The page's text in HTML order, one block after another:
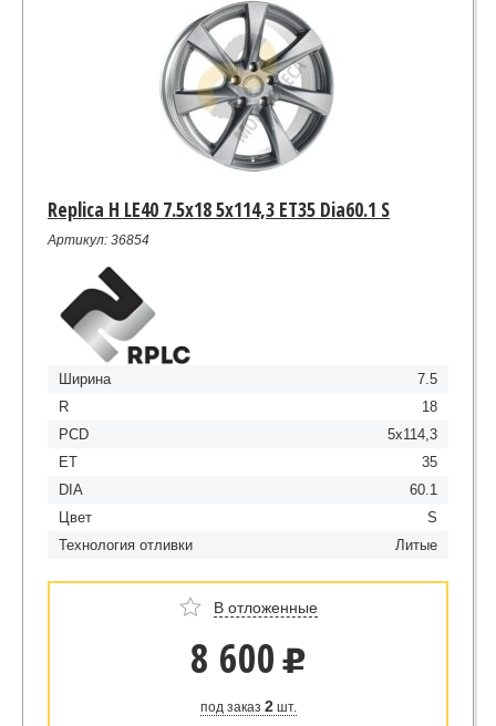
Replica H LE40 7.5x18 5x114,3 ET35 Dia60.1 S
Артикул: 36854
Ширина
7.5
R
18
PCD
5x114,3
ET
35
DIA
60.1
Цвет
S
Технология отливки
Литые
В отложенные
8 600 u
под заказ 2шт.